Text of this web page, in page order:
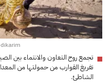
تجمع روح التعاون والانتماء بين
تفريغ القوارب من حمولتها من
الشاطئ.